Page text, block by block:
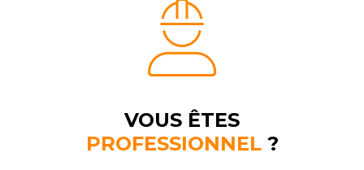
VOUS ÊTES
PROFESSIONNEL?